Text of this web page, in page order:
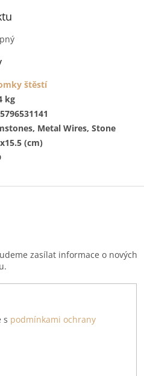
štěstí
kg
Metal Wires, Stone
(cm)
zasílat informace o nových
s podmínkami ochrany